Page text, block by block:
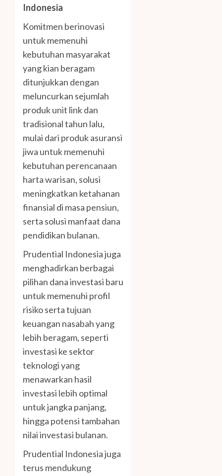
Indonesia
Komitmen berinovasi
untuk memenuhi
kebutuhan masyarakat
yang kian beragam
ditunjukkan dengan
meluncurkan sejumlah
produk unit link dan
tradisional tahun lalu,
mulai dari produk asuransi
jiwa untuk memenuhi
kebutuhan perencanaan
harta warisan, solusi
meningkatkan ketahanan
finansial di masa pensiun,
serta solusi manfaat dana
pendidikan bulanan.
Prudential Indonesia juga
menghadirkan berbagai
pilihan dana investasi baru
untuk memenuhi profil
risiko serta tujuan
keuangan nasabah yang
lebih beragam, seperti
investasi ke sektor
teknologi yang
menawarkan hasil
investasi lebih optimal
untuk jangka panjang,
hingga potensi tambahan
nilai investasi bulanan.
Prudential Indonesia juga
terus mendukung